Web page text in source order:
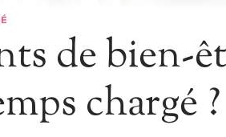
de bien-
chargé ?